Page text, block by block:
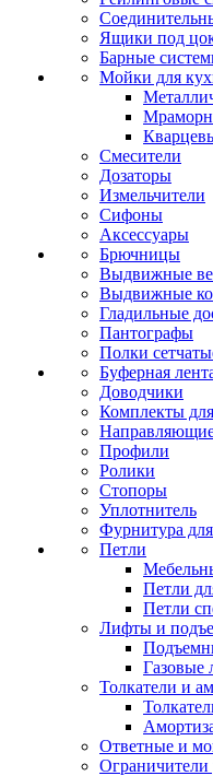
Ящики под
Барные
Мойки для
Смесители
Дозаторы
Измельчители
Сифоны
Аксессуары
Брючницы
Выдвижные
Выдвижные
Гладильные
Пантографы
Полки
Буферная
Доводчики
Комплекты
Профили
Ролики
Стопоры
Уплотнитель
Фурнитура
Петли
Петли
Петли
Лифты и
Газовые
Толкатели и
Ответные и
Ограничители